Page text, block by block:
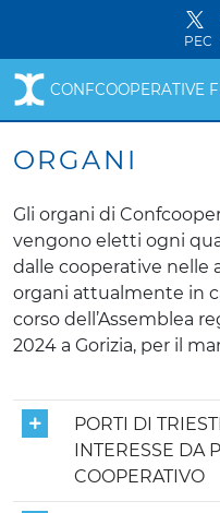
PEC
CONFCOOPERATIVE
ORGANI
Gli organi di
vengono eletti ogni
dalle cooperative nelle
organi attualmente in
corso dell’Assemblea
2024 a Gorizia, per il
PORTI DI
INTERESSE DA
COOPERATIVO